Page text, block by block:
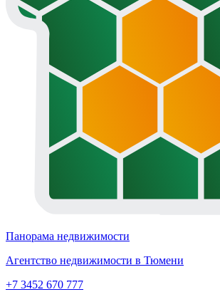
Панорама недвижимости
Агентство недвижимости в Тюмени
+7 3452 670 777